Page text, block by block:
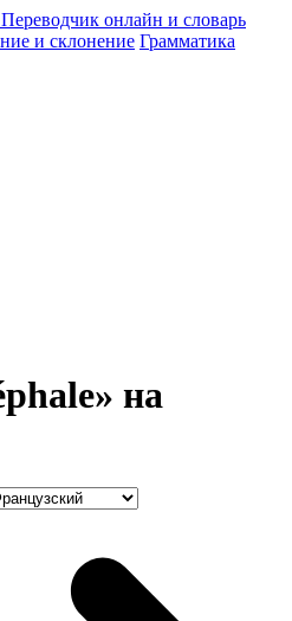
и склонение Грамматика
на